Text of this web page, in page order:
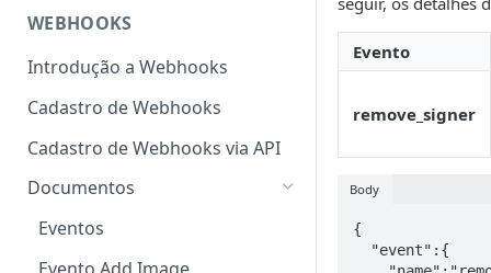
Configurar documento
Finalizar documento
Cancelar documento
Duplicar documento
Excluir documento
Listar contatos da agenda
Visualizar todos os signatários
Solicitar assinatura por SMS
WhatsApp
Visualizar Aceite via WhatsApp
Visualizar todos os aceites
enviados através do Aceite via
WhatsApp
Cancelar envio do Aceite via
WEBHOOKS
Introdução a Webhooks
Cadastro de Webhooks
Cadastro de Webhooks via API
Documentos
Eventos
Evento
remove_signer
Body
{